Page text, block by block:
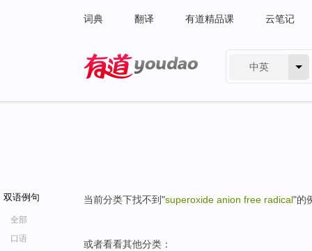
词典 翻译 有道精品课 云笔记
中英
双语例句
全部
口语
当前分类下找不到"superoxide anion free radical"的
或者看看其他分类：